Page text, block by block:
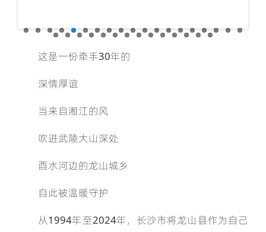
这是一份牵手30年的
深情厚谊
当来自湘江的风
吹进武陵大山深处
酉水河边的龙山城乡
自此被温暖守护
从1994年至2024年，长沙市将龙山县作为自己